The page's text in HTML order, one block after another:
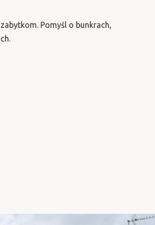
Pomyśl o bunkrach,